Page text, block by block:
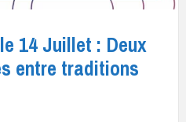
14 Juillet : Deux
entre traditions